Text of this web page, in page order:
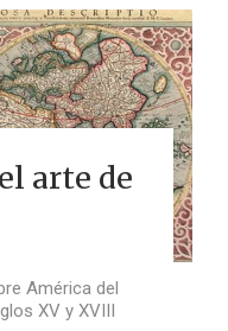
arte de
América del
XV y XVIII